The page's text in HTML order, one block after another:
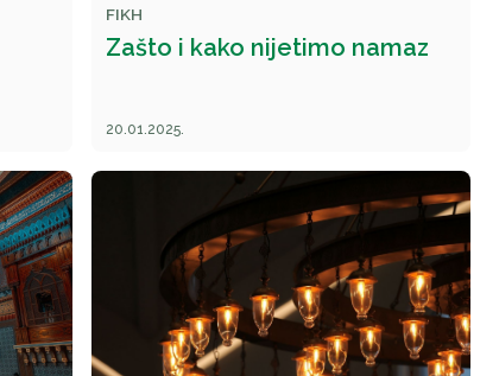
FIKH
Zašto i kako nijetimo namaz
20.01.2025.